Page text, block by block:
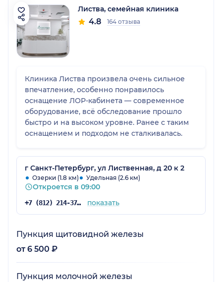
Листва, семейная клиника
4.8 164 отзыва
Клиника Листва произвела очень сильное
впечатление, особенно понравилось
оснащение ЛОР-кабинета — современное
оборудование, всё обследование прошло
быстро и на высоком уровне. Ранее с таким
оснащением и подходом не сталкивалась.
г Санкт-Петербург, ул Лиственная, д 20 к 2
Озерки (1.8 км) Удельная (2.6 км)
Откроется в 09:00
+7 (812) 214-37-93 показать
Пункция щитовидной железы
от 6 500 ₽
Пункция молочной железы